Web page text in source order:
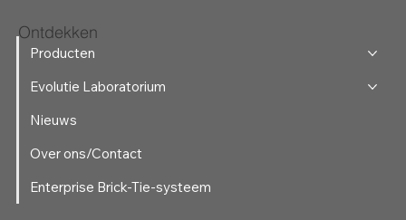
Ontdekken
Producten
Evolutie Laboratorium
Nieuws
Over ons/Contact
Enterprise Brick-Tie-systeem